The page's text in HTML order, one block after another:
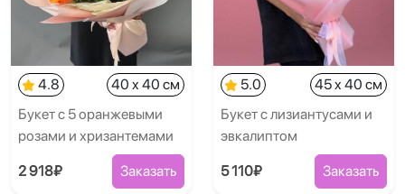
4.8
40 x 40 см
Букет с 5 оранжевыми
розами и хризантемами
2 918₽ Заказать
5.0
45 x 40 см
Букет с лизиантусами и
эвкалиптом
5 110₽ Заказать